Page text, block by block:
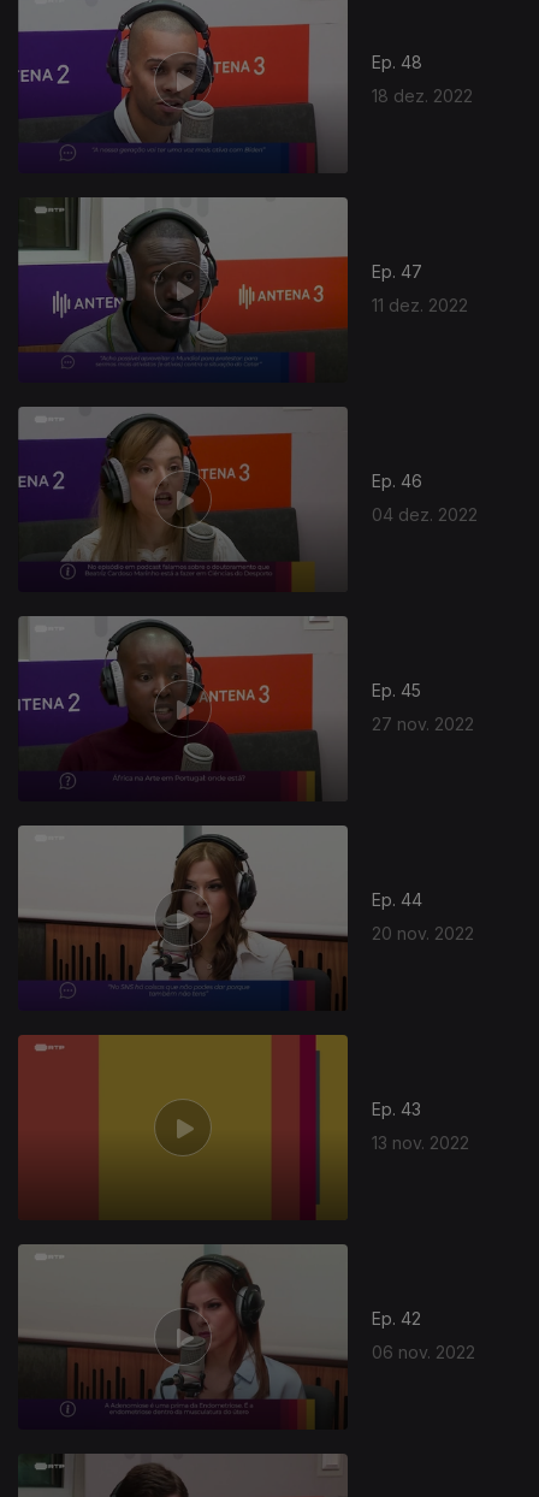
Ep. 48
18 dez. 2022
Ep. 47
11 dez. 2022
Ep. 46
04 dez. 2022
Ep. 45
27 nov. 2022
Ep. 44
20 nov. 2022
Ep. 43
13 nov. 2022
Ep. 42
06 nov. 2022